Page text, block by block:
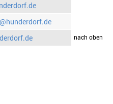
drucken nach oben